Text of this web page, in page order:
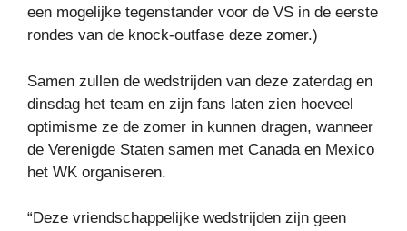
een mogelijke tegenstander voor de VS in de eerste
rondes van de knock-outfase deze zomer.)
Samen zullen de wedstrijden van deze zaterdag en
dinsdag het team en zijn fans laten zien hoeveel
optimisme ze de zomer in kunnen dragen, wanneer
de Verenigde Staten samen met Canada en Mexico
het WK organiseren.
“Deze vriendschappelijke wedstrijden zijn geen